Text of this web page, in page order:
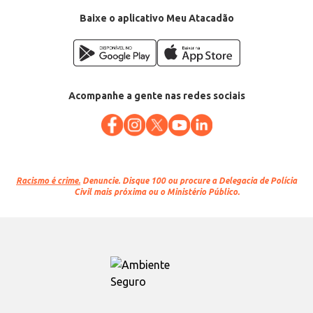
Baixe o aplicativo Meu Atacadão
Acompanhe a gente nas redes sociais
Racismo é crime. Denuncie. Disque 100 ou procure a Delegacia de Polícia
Civil mais próxima ou o Ministério Público.